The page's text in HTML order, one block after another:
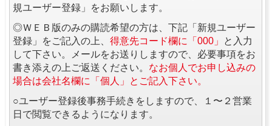
規ユーザー登録」をお願いします。
◎ＷＥＢ版のみの購読希望の方は、下記「新規ユーザー
登録」をご記入の上、 得意先コード欄に「000」
と入力
して下さい。メールをお送りしますので、必要事項をお
書き添えの上ご返送ください。 なお個人でお申し込みの
場合は会社名欄に「個人」とご記入下さい。
○ユーザー登録後事務手続きをしますので、１〜２営業
日で閲覧できるようになります。